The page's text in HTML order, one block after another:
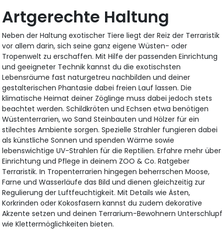
Artgerechte Haltung
Neben der Haltung exotischer Tiere liegt der Reiz der Terraristik
vor allem darin, sich seine ganz eigene Wüsten- oder
Tropenwelt zu erschaffen. Mit Hilfe der passenden Einrichtung
und geeigneter Technik kannst du die exotischsten
Lebensräume fast naturgetreu nachbilden und deiner
gestalterischen Phantasie dabei freien Lauf lassen. Die
klimatische Heimat deiner Zöglinge muss dabei jedoch stets
beachtet werden. Schildkröten und Echsen etwa benötigen
Wüstenterrarien, wo Sand Steinbauten und Hölzer für ein
stilechtes Ambiente sorgen. Spezielle Strahler fungieren dabei
als künstliche Sonnen und spenden Wärme sowie
lebenswichtige UV-Strahlen für die Reptilien. Erfahre mehr über
Einrichtung und Pflege in deinem ZOO & Co. Ratgeber
Terraristik. In Tropenterrarien hingegen beherrschen Moose,
Farne und Wasserläufe das Bild und dienen gleichzeitig zur
Regulierung der Luftfeuchtigkeit. Mit Details wie Ästen,
Korkrinden oder Kokosfasern kannst du zudem dekorative
Akzente setzen und deinen Terrarium-Bewohnern Unterschlupf
wie Klettermöglichkeiten bieten.